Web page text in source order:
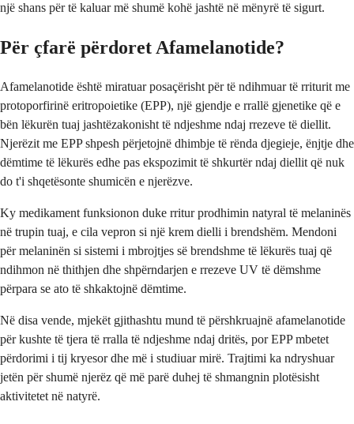
një shans për të kaluar më shumë kohë jashtë në mënyrë të sigurt.
Për çfarë përdoret Afamelanotide?
Afamelanotide është miratuar posaçërisht për të ndihmuar të rriturit me
protoporfirinë eritropoietike (EPP), një gjendje e rrallë gjenetike që e
bën lëkurën tuaj jashtëzakonisht të ndjeshme ndaj rrezeve të diellit.
Njerëzit me EPP shpesh përjetojnë dhimbje të rënda djegieje, ënjtje dhe
dëmtime të lëkurës edhe pas ekspozimit të shkurtër ndaj diellit që nuk
do t'i shqetësonte shumicën e njerëzve.
Ky medikament funksionon duke rritur prodhimin natyral të melaninës
në trupin tuaj, e cila vepron si një krem ​​dielli i brendshëm. Mendoni
për melaninën si sistemi i mbrojtjes së brendshme të lëkurës tuaj që
ndihmon në thithjen dhe shpërndarjen e rrezeve UV të dëmshme
përpara se ato të shkaktojnë dëmtime.
Në disa vende, mjekët gjithashtu mund të përshkruajnë afamelanotide
për kushte të tjera të rralla të ndjeshme ndaj dritës, por EPP mbetet
përdorimi i tij kryesor dhe më i studiuar mirë. Trajtimi ka ndryshuar
jetën për shumë njerëz që më parë duhej të shmangnin plotësisht
aktivitetet në natyrë.